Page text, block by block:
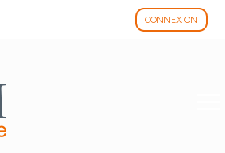
CONNEXION